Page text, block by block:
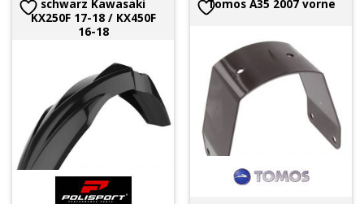
schwarz Kawasaki
KX250F 17-18 / KX450F
16-18
Tomos A35 2007 vorne